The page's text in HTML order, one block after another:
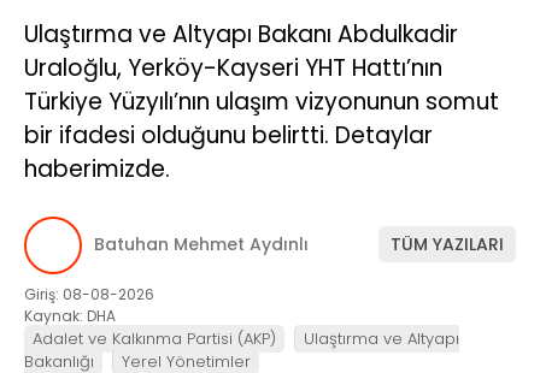
Ulaştırma ve Altyapı Bakanı Abdulkadir
Uraloğlu, Yerköy-Kayseri YHT Hattı’nın
Türkiye Yüzyılı’nın ulaşım vizyonunun somut
bir ifadesi olduğunu belirtti. Detaylar
haberimizde.
Batuhan Mehmet Aydınlı TÜM YAZILARI
Giriş: 08-08-2026
Kaynak: DHA
Adalet ve Kalkınma Partisi (AKP)
Ulaştırma ve Altyapı
Bakanlığı
Yerel Yönetimler